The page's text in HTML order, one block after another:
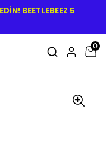
BEETLEBEEZ 5
0